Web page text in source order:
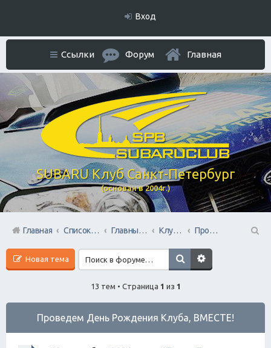
Вход
SUBARU Клуб Санкт-Петербург
(основан в 2004г.)
Ссылки Форум Главная
Главная Список форумов Главный раздел Клубные мероприятия и встречи
Проведем День Рождения Клуба, ВМЕСТЕ!
Новая тема
13 тем • Страница 1 из 1
Проведем День Рождения Клуба, ВМЕСТЕ!